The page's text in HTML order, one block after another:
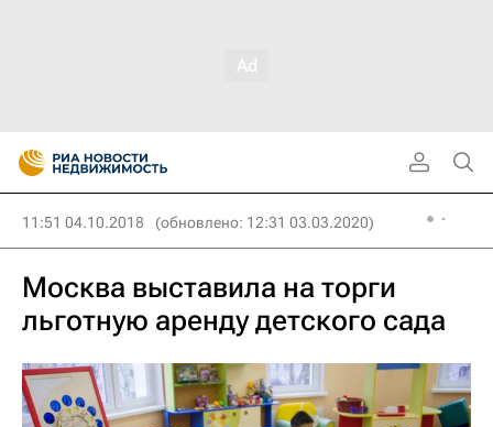
11:51 04.10.2018 (обновлено: 12:31 03.03.2020)
Москва выставила на торги
льготную аренду детского сада